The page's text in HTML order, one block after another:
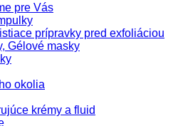
pre Vás
prípravky pred exfoliáciou
Gélové masky
okolia
krémy a fluid